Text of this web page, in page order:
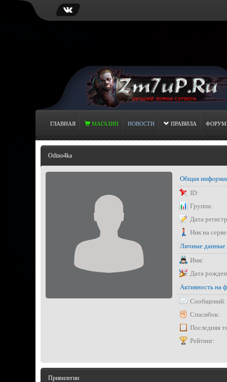
ГЛАВНАЯ МАГАЗИН НОВОСТИ ПРАВИЛА ФОРУМ
Odino4ka
Общая
ID:
Группа:
Дата
Ник на
Личные данные
Имя:
Дата
Активность на
Сообщений:
Спасибок:
Последняя
Рейтинг:
Привилегии